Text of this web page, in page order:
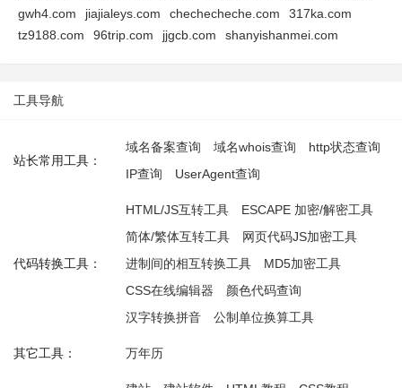
gwh4.com
jiajialeys.com chechecheche.com
317ka.com
tz9188.com
96trip.com jjgcb.com shanyishanmei.com
工具导航
站长常用工具：
域名备案查询 域名whois查询
http状态查询
IP查询
UserAgent查询
代码转换工具：
HTML/JS互转工具
ESCAPE 加密/解密工具
简体/繁体互转工具
网页代码JS加密工具
进制间的相互转换工具
MD5加密工具
CSS在线编辑器
颜色代码查询
汉字转换拼音
公制单位换算工具
其它工具： 万年历